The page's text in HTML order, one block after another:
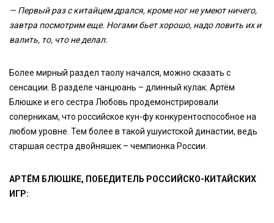
— Первый раз с китайцем дрался, кроме ног не умеют ничего,
завтра посмотрим еще. Ногами бьет хорошо, надо ловить их и
валить, то, что не делал.
Более мирный раздел таолу начался, можно сказать с
сенсации. В разделе чанцюань – длинный кулак. Артём
Блюшке и его сестра Любовь продемонстрировали
соперникам, что российское кун-фу конкурентоспособное на
любом уровне. Тем более в такой ушуистской династии, ведь
старшая сестра двойняшек – чемпионка России.
АРТЁМ БЛЮШКЕ, ПОБЕДИТЕЛЬ РОССИЙСКО-КИТАЙСКИХ
ИГР: